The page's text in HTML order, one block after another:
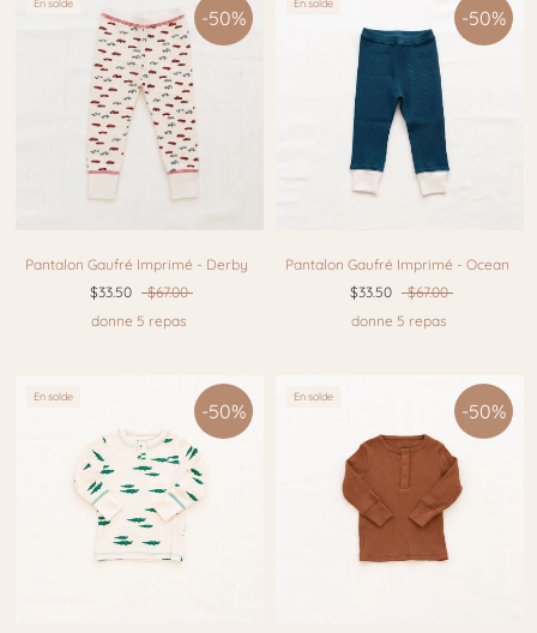
En solde
Pantalon Gaufré Imprimé - Derby
$33.50
$67.00
donne 5 repas
-50%
En solde
Pantalon Gaufré Imprimé - Ocean
$33.50
$67.00
donne 5 repas
-50%
En solde
-50%
En solde
-50%